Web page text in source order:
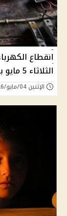
الثلاثاء 5 مايو بسبب أعمال الصيانة
الإثنين 04/مايو/2026 - 09:36 م